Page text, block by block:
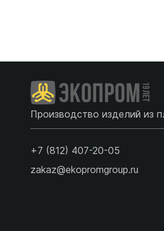
Производство изделий из
+7 (812) 407-20-05
zakaz@ekopromgroup.ru